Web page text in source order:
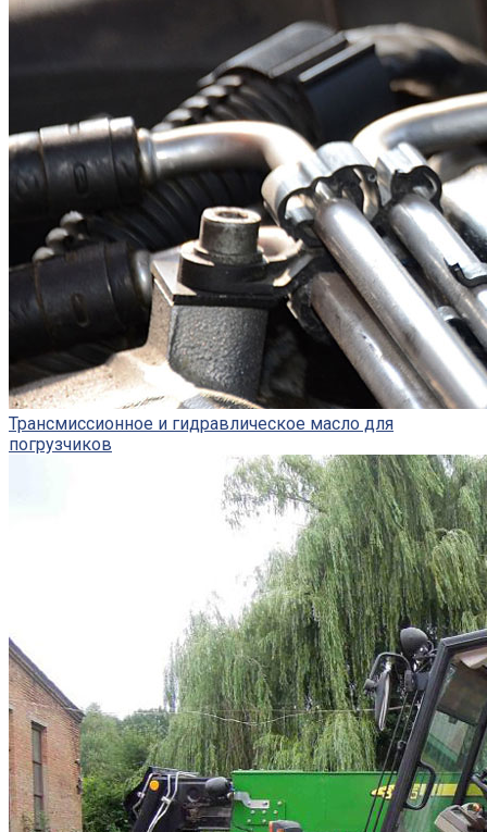
Трансмиссионное и гидравлическое масло для
погрузчиков